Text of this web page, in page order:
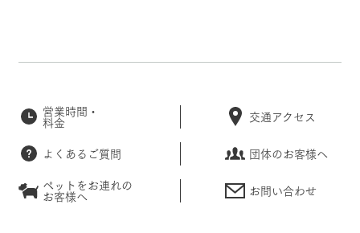
営業時間・
料金 交通アクセス
よくあるご質問
団体のお客様へ
ペットをお連れの
お客様へ お問い合わせ